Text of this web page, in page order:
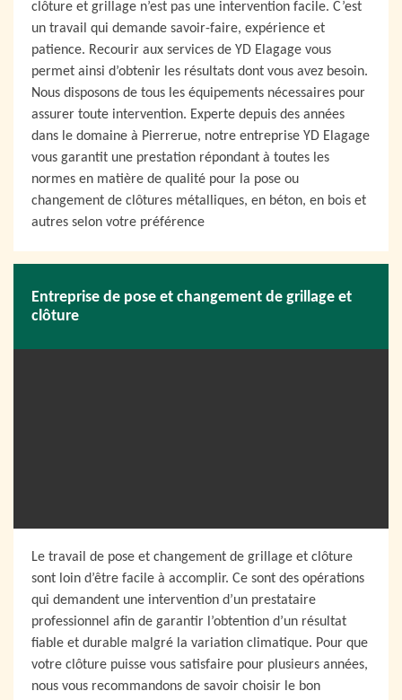
clôture et grillage n’est pas une intervention facile. C’est
un travail qui demande savoir-faire, expérience et
patience. Recourir aux services de YD Elagage vous
permet ainsi d’obtenir les résultats dont vous avez besoin.
Nous disposons de tous les équipements nécessaires pour
assurer toute intervention. Experte depuis des années
dans le domaine à Pierrerue, notre entreprise YD Elagage
vous garantit une prestation répondant à toutes les
normes en matière de qualité pour la pose ou
changement de clôtures métalliques, en béton, en bois et
autres selon votre préférence
Entreprise de pose et changement de grillage et
clôture
Le travail de pose et changement de grillage et clôture
sont loin d’être facile à accomplir. Ce sont des opérations
qui demandent une intervention d’un prestataire
professionnel afin de garantir l’obtention d’un résultat
fiable et durable malgré la variation climatique. Pour que
votre clôture puisse vous satisfaire pour plusieurs années,
nous vous recommandons de savoir choisir le bon